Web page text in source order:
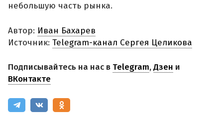
небольшую часть рынка.
Автор: Иван Бахарев
Источник: Telegram-канал Сергея Целикова
Подписывайтесь на нас в Telegram,Дзен и
ВКонтакте